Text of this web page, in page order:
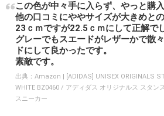
この色が中々手に入らず、やっと購入
他の口コミにややサイズが大きめと
23ｃｍですが22.5ｃｍにして正解で
グレーでもスエードがレザーかで散
ドにして良かったです。
素敵です。
出典： Amazon | [ADIDAS] UNISEX ORIGINALS
WHITE BZ0460 / アディダス オリジナルス スタン
スニーカー